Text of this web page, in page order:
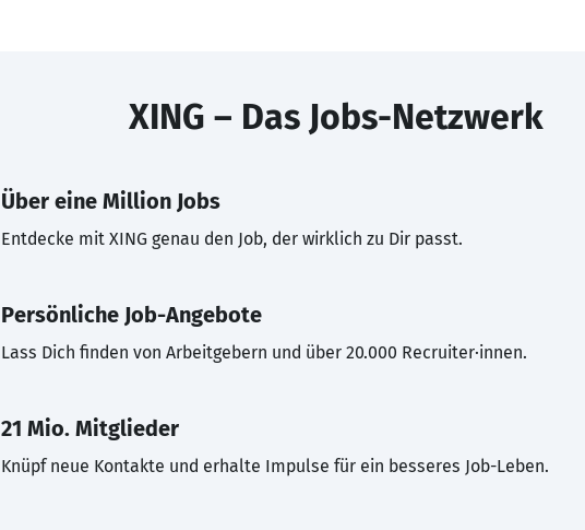
XING – Das Jobs-Netzwerk
Über eine Million Jobs
Entdecke mit XING genau den Job, der wirklich zu Dir passt.
Persönliche Job-Angebote
Lass Dich finden von Arbeitgebern und über 20.000 Recruiter·innen.
21 Mio. Mitglieder
Knüpf neue Kontakte und erhalte Impulse für ein besseres Job-Leben.